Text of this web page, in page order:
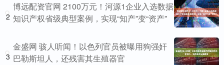
2
博远配资官网 2100万元！河源1企业入选数据
知识产权省级典型案例，实现“知产”变“资产”
3
金盛网 骇人听闻！以色列官员被曝用狗强奸
巴勒斯坦人，还残害其生殖器官